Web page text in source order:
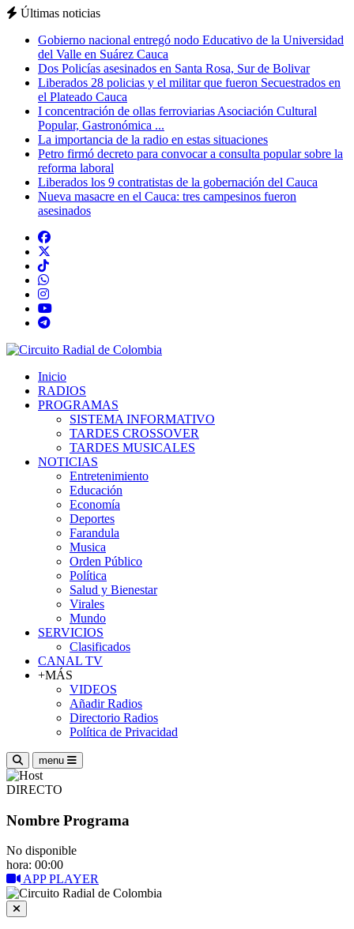
Últimas noticias
Gobierno nacional entregó nodo Educativo de la Universidad
del Valle en Suárez Cauca
Dos Policías asesinados en Santa Rosa, Sur de Bolivar
Liberados 28 policias y el militar que fueron Secuestrados en
el Plateado Cauca
I concentración de ollas ferroviarias Asociación Cultural
Popular, Gastronómica ...
La importancia de la radio en estas situaciones
Petro firmó decreto para convocar a consulta popular sobre la
reforma laboral
Liberados los 9 contratistas de la gobernación del Cauca
Nueva masacre en el Cauca: tres campesinos fueron
asesinados
Inicio
RADIOS
PROGRAMAS
SISTEMA INFORMATIVO
TARDES CROSSOVER
TARDES MUSICALES
NOTICIAS
Entretenimiento
Educación
Economía
Deportes
Farandula
Musica
Orden Público
Política
Salud y Bienestar
Virales
Mundo
SERVICIOS
Clasificados
CANAL TV
+MÁS
VIDEOS
Añadir Radios
Directorio Radios
Política de Privacidad
menu
DIRECTO
Nombre Programa
No disponible
hora: 00:00
APP PLAYER